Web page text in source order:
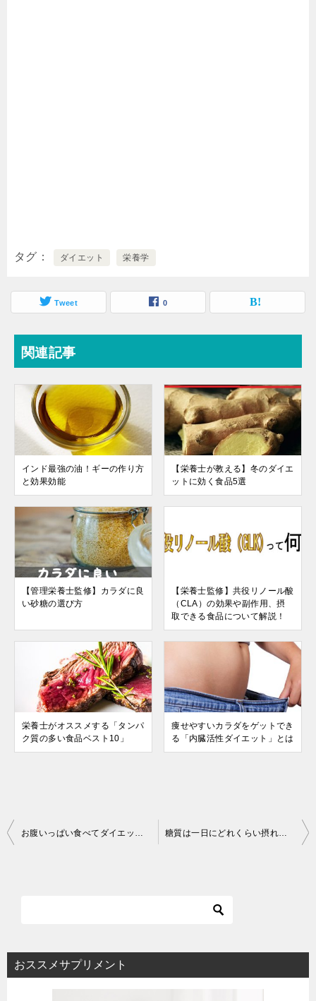
タグ ダイエット 栄養学
Tweet 0
関連記事
インド最強の油！ギーの作り方
と効果効能
【栄養士が教える】冬のダイエ
ットに効く食品5選
【管理栄養士監修】カラダに良
い砂糖の選び方
【栄養士監修】共役リノール酸
（CLA）の効果や副作用、摂
取できる食品について解説！
栄養士がオススメする「タンパ
ク質の多い食品ベスト10」
痩せやすいカラダをゲットでき
る「内臓活性ダイエット」とは
投
シ
お腹いっぱい食べてダイエット！ボリュメトリクスを利用したダイエット法とは 糖質は一日にどれくらい摂れば良い？適切な摂取量とは
おススメサプリメント